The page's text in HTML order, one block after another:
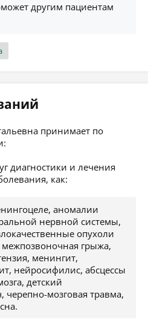
другим пациентам
принимает по
диагностики и лечения
как:
аномалии
нервной системы,
опухоли
грыжа,
менингит,
нейросифилис, абсцессы
детский
мозговая травма,